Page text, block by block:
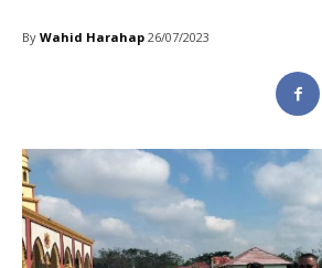
By Wahid Harahap 26/07/2023